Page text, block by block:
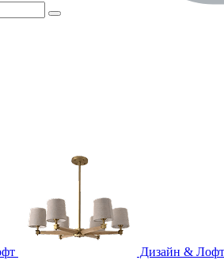
Дизайн & Лофт